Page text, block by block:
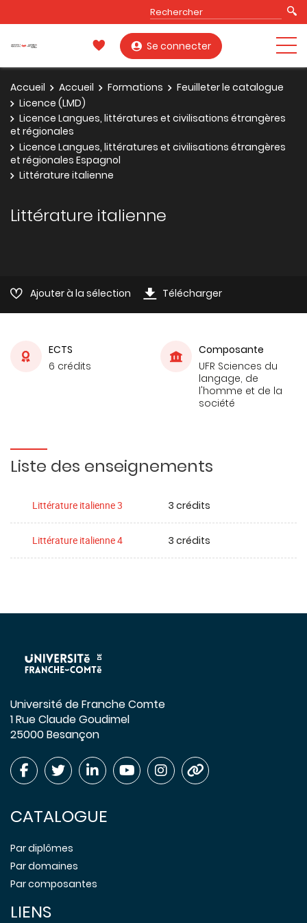
Se connecter
Accueil Accueil Formations
Feuilleter le catalogue
Licence (LMD)
Licence Langues, littératures et civilisations étrangères
et régionales
Licence Langues, littératures et civilisations étrangères
et régionales Espagnol
Littérature italienne
Littérature italienne
Ajouter à la sélection Télécharger
ECTS
6 crédits
Composante
UFR Sciences du
langage, de
l'homme et de la
société
Liste des enseignements
Littérature italienne 3 3 crédits
Littérature italienne 4 3 crédits
Université de Franche Comte
1 Rue Claude Goudimel
25000 Besançon
CATALOGUE
Par diplômes
Par domaines
Par composantes
LIENS